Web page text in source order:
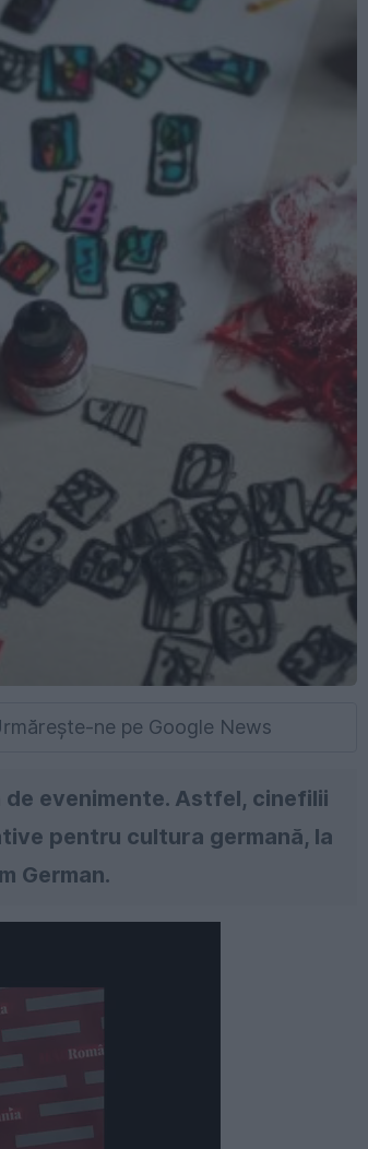
ne pe Google News
evenimente. Astfel, cinefilii
pentru cultura germană, la
German.